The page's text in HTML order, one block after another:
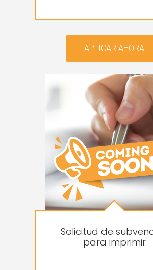
APLICAR AHORA
Solicitud de
para imprimir